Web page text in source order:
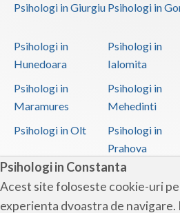
Psihologi in Constanta
Acest site foloseste cookie-uri
experienta dvoastra de
Psihologi in Giurgiu Psihologi in
Psihologi in
Hunedoara
Psihologi in
Ialomita
Psihologi in
Maramures
Psihologi in
Mehedinti
Psihologi in Olt
Psihologi in
Prahova
Psihologi in Sibiu
Psihologi in
Suceava